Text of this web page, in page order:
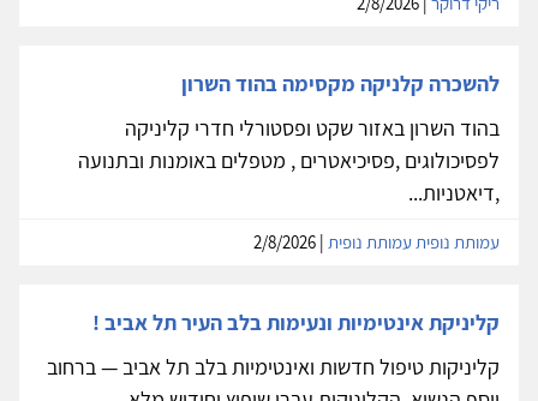
להשכרה קלניקה מקסימה בהוד השרון
בהוד השרון באזור שקט ופסטורלי חדרי קליניקה
לפסיכולוגים ,פסיכיאטרים , מטפלים באומנות ובתנועה
,דיאטניות...
עמותת נופית עמותת נופית
קליניקת אינטימיות ונעימות בלב העיר תל אביב !
קליניקות טיפול חדשות ואינטימיות בלב תל אביב — ברחוב